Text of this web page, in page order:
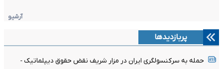
آرشیو
پربازدیدها
حمله به سرکنسولگری ایران در مزار شریف نقض حقوق دیپلماتیک -